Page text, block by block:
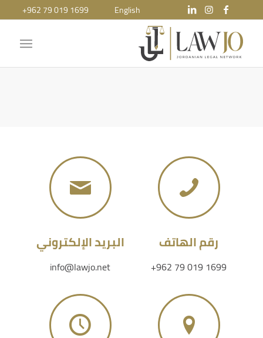
English
+962 79 019 1699
رقم الهاتف
+962 79 019 1699
البريد الإلكتروني
info@lawjo.net